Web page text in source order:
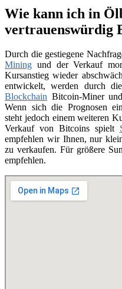
Wie kann ich in
vertrauenswürdig
Durch die gestiegene
Mining und der Verkauf
Kursanstieg wieder
entwickelt, werden durch
Blockchain Bitcoin-Miner
Wenn sich die Prognosen
steht jedoch einem weiteren
Verkauf von Bitcoins spielt
empfehlen wir Ihnen, nur
zu verkaufen. Für größere
empfehlen.